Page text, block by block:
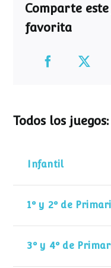
Comparte
favorita
Todos los juegos:
Infantil
1º y 2º de
3º y 4º de